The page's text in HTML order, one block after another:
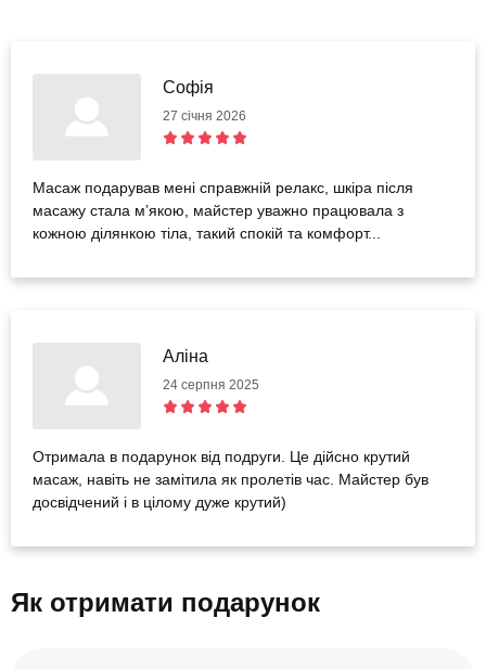
Софія
27 січня 2026
Масаж подарував мені справжній релакс, шкіра після
масажу стала м’якою, майстер уважно працювала з
кожною ділянкою тіла, такий спокій та комфорт...
Аліна
24 серпня 2025
Отримала в подарунок від подруги. Це дійсно крутий
масаж, навіть не замітила як пролетів час. Майстер був
досвідчений і в цілому дуже крутий)
Як отримати подарунок